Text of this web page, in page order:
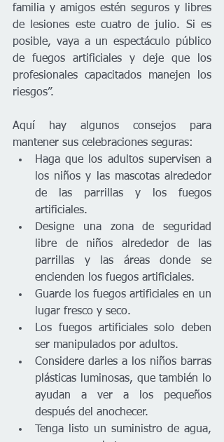
familia y amigos estén seguros y libres
de lesiones este cuatro de julio. Si es
posible, vaya a un espectáculo público
de fuegos artificiales y deje que los
profesionales capacitados manejen los
riesgos”.
Aquí hay algunos consejos para
mantener sus celebraciones seguras:
Haga que los adultos supervisen a
los niños y las mascotas alrededor
de las parrillas y los fuegos
artificiales.
Designe una zona de seguridad
libre de niños alrededor de las
parrillas y las áreas donde se
encienden los fuegos artificiales.
Guarde los fuegos artificiales en un
lugar fresco y seco.
Los fuegos artificiales solo deben
ser manipulados por adultos.
Considere darles a los niños barras
plásticas luminosas, que también lo
ayudan a ver a los pequeños
después del anochecer.
Tenga listo un suministro de agua,